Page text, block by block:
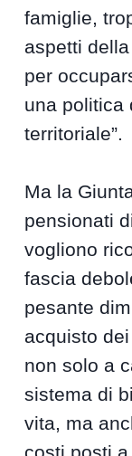
famiglie,
aspetti della
per
una politica
territoriale”.
Ma la
pensionati
vogliono
fascia
pesante
acquisto
non solo a
sistema di
vita, ma
costi posti